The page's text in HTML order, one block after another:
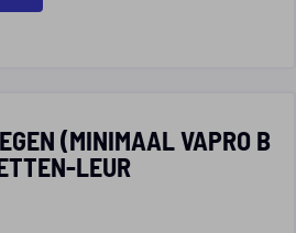
(MINIMAAL VAPRO B
LEUR